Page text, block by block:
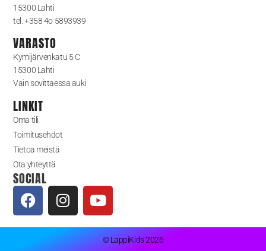
15300 Lahti
tel. +358 4o 5893939
VARASTO
Kymijärvenkatu 5 C
15300 Lahti
Vain sovittaessa auki
LINKIT
Oma tili
Toimitusehdot
Tietoa meistä
Ota yhteyttä
SOCIAL
© LappiKids 2026